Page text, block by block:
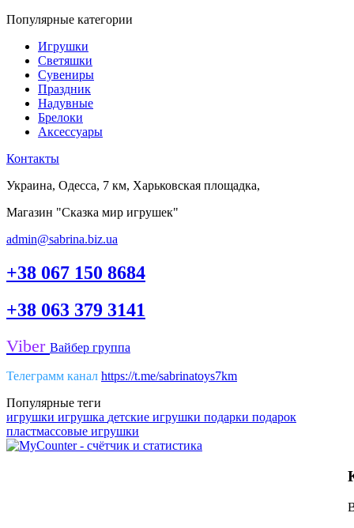
Популярные категории
Игрушки
Светяшки
Сувениры
Праздник
Надувные
Брелоки
Аксессуары
Контакты
Украина, Одесса, 7 км, Харьковская площадка,
Магазин "Сказка мир игрушек"
admin@sabrina.biz.ua
+38 067 150 8684
+38 063 379 3141
Viber Вайбер группа
Телеграмм канал https://t.me/sabrinatoys7km
Популярные теги
игрушки игрушка детские игрушки подарки подарок
пластмассовые игрушки